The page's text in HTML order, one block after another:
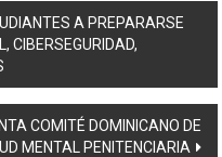
A PREPARARSE
CIBERSEGURIDAD,
COMITÉ DOMINICANO DE
MENTAL PENITENCIARIA